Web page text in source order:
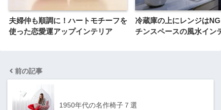
夫婦仲も順調に！ハートモチーフを
使った恋愛運アップインテリア
冷蔵庫の上にレンジは
チンスペースの風水イン
前の記事
1950年代の名作椅子７選